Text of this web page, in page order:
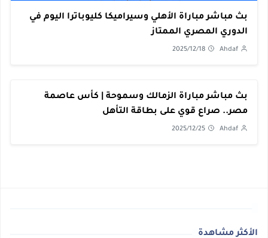
بث مباشر مباراة الأهلي وسيراميكا كليوباترا اليوم في
الدوري المصري الممتاز
Ahdaf
2025/12/18
بث مباشر مباراة الزمالك وسموحة | كأس عاصمة
مصر.. صراع قوي على بطاقة التأهل
Ahdaf
2025/12/25
الأكثر مشاهدة